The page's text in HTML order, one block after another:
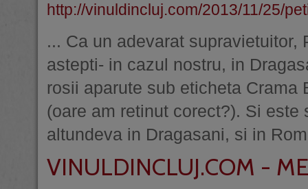
http://vinuldincluj.com/2013/11/25/
... Ca un adevarat
astepti- in cazul nostru, in
rosii aparute sub eticheta Crama
(oare am retinut corect?). Si
altundeva in Dragasani, si in
VINULDINCLUJ.COM -